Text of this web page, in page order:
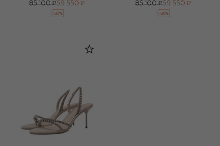
85 100 ₽59 550 ₽
-30%
85 100 ₽59 550 ₽
-30%